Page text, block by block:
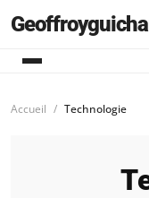
Accueil Technologie